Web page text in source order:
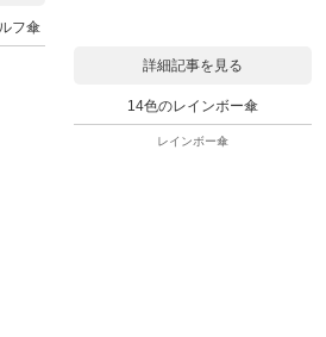
フ傘
詳細記事を見る
14色のレインボー傘
レインボー傘